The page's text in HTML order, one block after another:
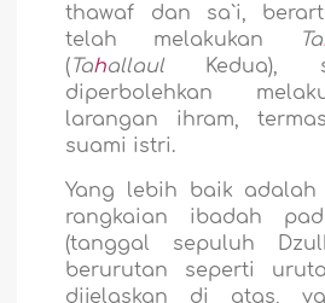
thawaf dan sa`i,
telah melakukan
Ta
(Tahallaul Kedua),
diperbolehkan
larangan ihram,
suami istri.
Yang lebih baik adalah
rangkaian ibadah
(tanggal sepuluh
berurutan seperti
dijelaskan di atas,